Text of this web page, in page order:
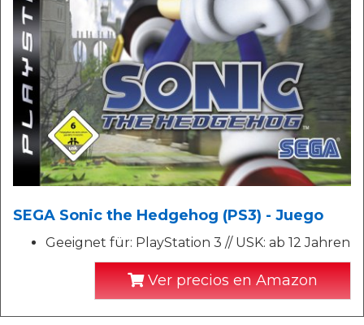
SEGA Sonic the Hedgehog (PS3) - Juego
Geeignet für: PlayStation 3 // USK: ab 12 Jahren
Ver precios en Amazon